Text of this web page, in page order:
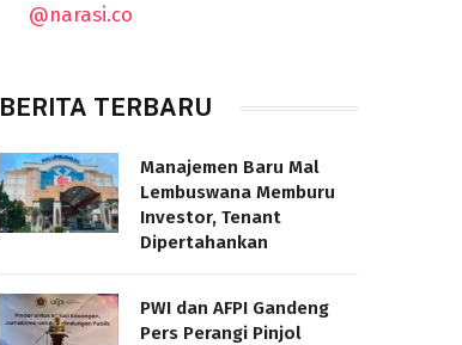
@narasi.co
BERITA TERBARU
Manajemen Baru Mal
Lembuswana Memburu
Investor, Tenant
Dipertahankan
PWI dan AFPI Gandeng
Pers Perangi Pinjol